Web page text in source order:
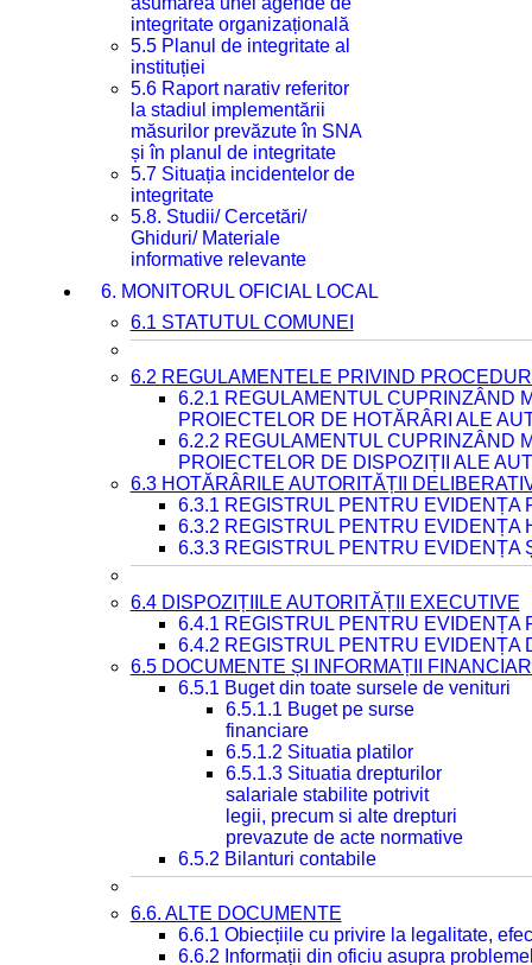
integritate organizațională
5.5 Planul de integritate al
instituției
5.6 Raport narativ referitor
la stadiul implementării
măsurilor prevăzute în SNA
și în planul de integritate
5.7 Situația incidentelor de
integritate
5.8. Studii/ Cercetări/
Ghiduri/ Materiale
informative relevante
6. MONITORUL OFICIAL LOCAL
6.1 STATUTUL COMUNEI
6.2 REGULAMENTELE PRIVIND
6.2.1 REGULAMENTUL CUPRINZÂND
PROIECTELOR DE HOTĂRÂRI ALE
6.2.2 REGULAMENTUL CUPRINZÂND
PROIECTELOR DE DISPOZIȚII ALE
6.3 HOTĂRÂRILE AUTORITĂȚII
6.3.1 REGISTRUL PENTRU EVIDENȚA
6.3.2 REGISTRUL PENTRU EVIDENȚA
6.3.3 REGISTRUL PENTRU EVIDENȚA
6.4 DISPOZIȚIILE AUTORITĂȚII EXECUTIVE
6.4.1 REGISTRUL PENTRU EVIDENȚA
6.4.2 REGISTRUL PENTRU EVIDENȚA
6.5 DOCUMENTE ȘI INFORMAȚII
6.5.1 Buget din toate sursele de venituri
6.5.1.1 Buget pe surse
financiare
6.5.1.2 Situatia platilor
6.5.1.3 Situatia drepturilor
salariale stabilite potrivit
legii, precum si alte drepturi
prevazute de acte normative
6.5.2 Bilanturi contabile
6.6. ALTE DOCUMENTE
6.6.1 Obiecțiile cu privire la legalitate,
6.6.2 Informații din oficiu asupra